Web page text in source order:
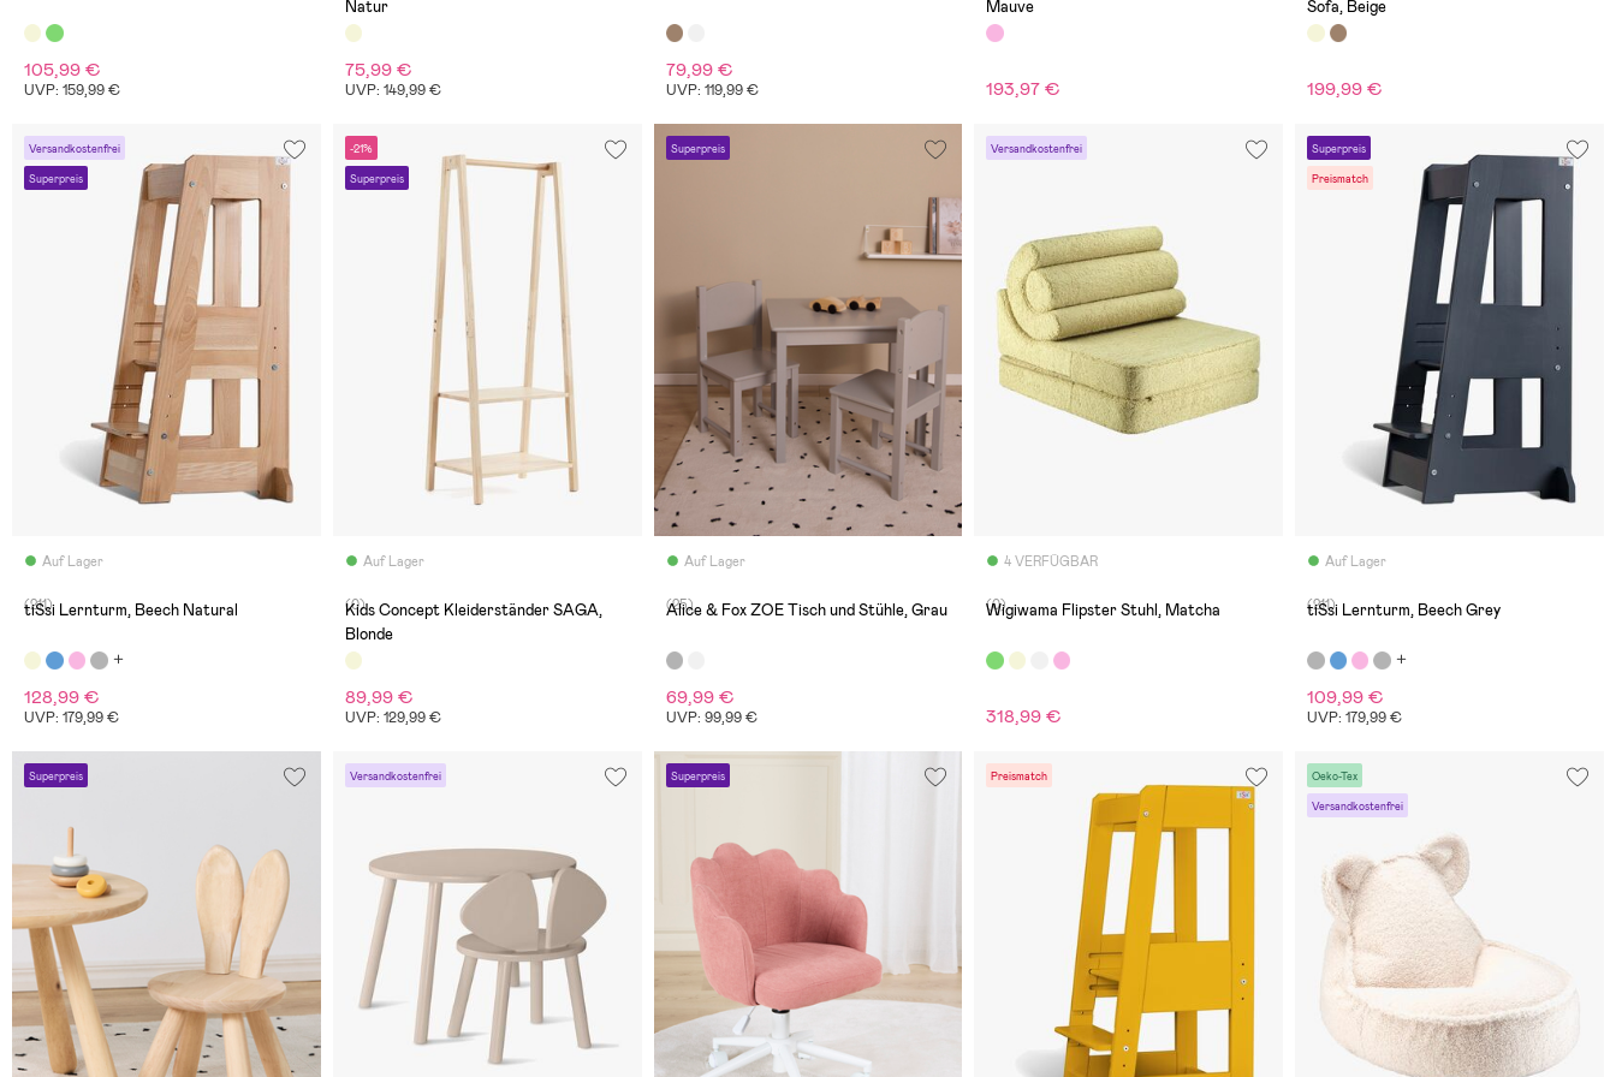
105,99 €
UVP: 159,99 €
Natur
75,99 €
UVP: 149,99 €
79,99 €
UVP: 119,99 €
Mauve
193,97 €
Sofa, Beige
199,99 €
Versandkostenfrei
Superpreis
Auf Lager
(211)
tiSsi Lernturm, Beech Natural
128,99 €
UVP: 179,99 €
-21%
Superpreis
Auf Lager
(0)
Kids Concept Kleiderständer SAGA,
Blonde
89,99 €
UVP: 129,99 €
Superpreis
Auf Lager
(25)
Alice & Fox ZOE Tisch und Stühle, Grau
69,99 €
UVP: 99,99 €
Versandkostenfrei
4 VERFÜGBAR
(0)
Wigiwama Flipster Stuhl, Matcha
318,99 €
Superpreis
Preismatch
Auf Lager
(211)
tiSsi Lernturm, Beech Grey
109,99 €
UVP: 179,99 €
Superpreis Versandkostenfrei Superpreis Preismatch Oeko-Tex
Versandkostenfrei